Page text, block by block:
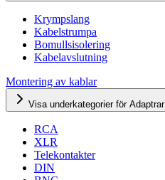
Krympslang
Kabelstrumpa
Bomullsisolering
Kabelavslutning
Montering av kablar
Visa underkategorier för Adaptrar
RCA
XLR
Telekontakter
DIN